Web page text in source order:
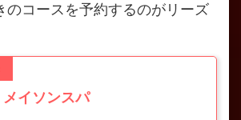
のコースを予約するのがリーズ
メイソンスパ